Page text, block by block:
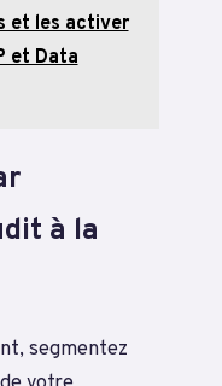
et les activer
et Data
à la
segmentez